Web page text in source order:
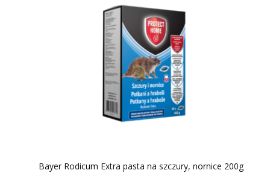
Bayer Rodicum Extra pasta na szczury, nornice 200g